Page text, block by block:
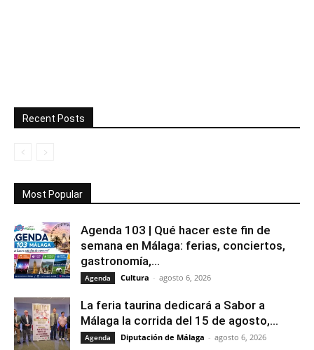
Recent Posts
Most Popular
Agenda 103 | Qué hacer este fin de
semana en Málaga: ferias, conciertos,
gastronomía,...
Agenda Cultura - agosto 6, 2026
La feria taurina dedicará a Sabor a
Málaga la corrida del 15 de agosto,...
Agenda Diputación de Málaga - agosto 6, 2026